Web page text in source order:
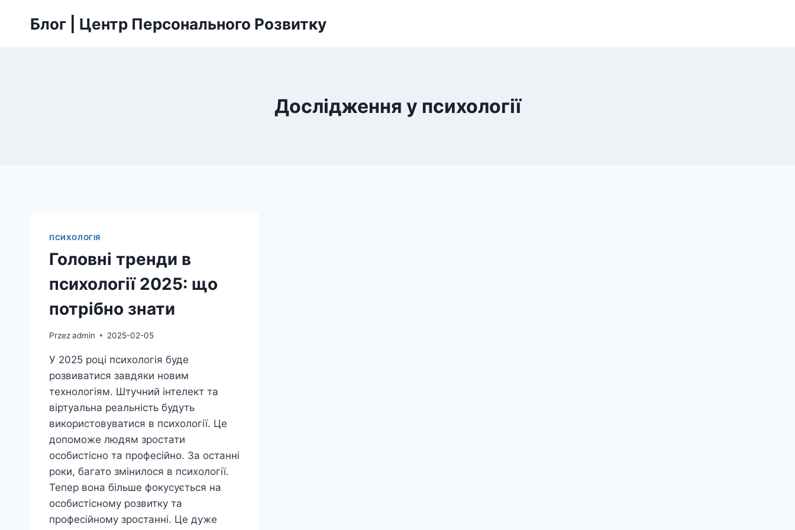
Блог | Центр Персонального Розвитку
Дослідження у психології
ПСИХОЛОГІЯ
Головні тренди в
психології 2025: що
потрібно знати
Przezadmin 2025-02-05
У 2025 році психологія буде
розвиватися завдяки новим
технологіям. Штучний інтелект та
віртуальна реальність будуть
використовуватися в психології. Це
допоможе людям зростати
особистісно та професійно. За останні
роки, багато змінилося в психології.
Тепер вона більше фокусується на
особистісному розвитку та
професійному зростанні. Це дуже